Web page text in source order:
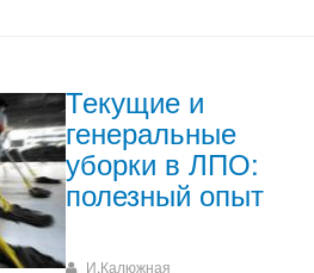
Текущие и
генеральные
уборки в ЛПО:
полезный опыт
И.Калюжная